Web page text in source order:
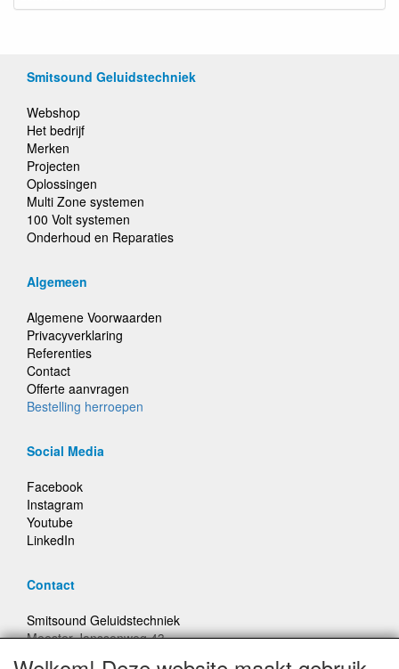
Smitsound Geluidstechniek
Webshop
Het bedrijf
Merken
Projecten
Oplossingen
Multi Zone systemen
100 Volt systemen
Onderhoud en Reparaties
Algemeen
Algemene Voorwaarden
Privacyverklaring
Referenties
Contact
Offerte aanvragen
Bestelling herroepen
Social Media
Facebook
Instagram
Youtube
LinkedIn
Contact
Smitsound Geluidstechniek
Meester Janssenweg 43